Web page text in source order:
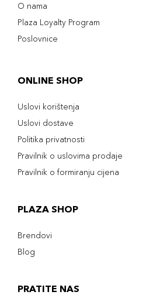
O nama
Plaza Loyalty Program
Poslovnice
ONLINE SHOP
Uslovi korištenja
Uslovi dostave
Politika privatnosti
Pravilnik o uslovima prodaje
Pravilnik o formiranju cijena
PLAZA SHOP
Brendovi
Blog
PRATITE NAS